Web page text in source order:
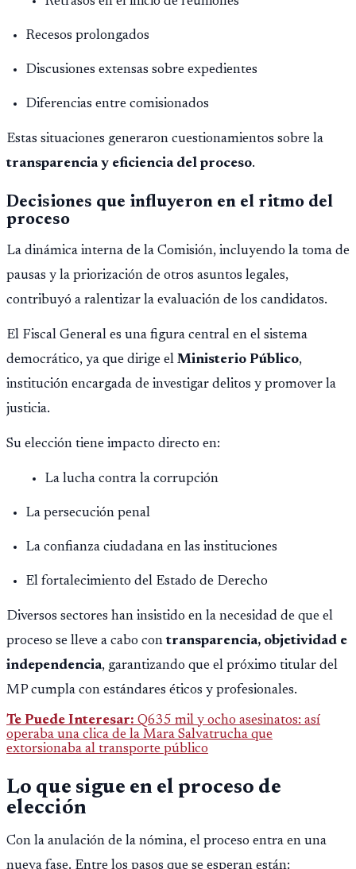
Recesos prolongados
Discusiones extensas sobre expedientes
Diferencias entre comisionados
Estas situaciones generaron cuestionamientos sobre la
transparencia y eficiencia del proceso.
Decisiones que influyeron en el ritmo del
proceso
La dinámica interna de la Comisión, incluyendo la toma de
pausas y la priorización de otros asuntos legales,
contribuyó a ralentizar la evaluación de los candidatos.
El Fiscal General es una figura central en el sistema
democrático, ya que dirige el Ministerio Público,
institución encargada de investigar delitos y promover la
justicia.
Su elección tiene impacto directo en:
La lucha contra la corrupción
La persecución penal
La confianza ciudadana en las instituciones
El fortalecimiento del Estado de Derecho
Diversos sectores han insistido en la necesidad de que el
proceso se lleve a cabo contransparencia, objetividad e
independencia, garantizando que el próximo titular del
MP cumpla con estándares éticos y profesionales.
Te Puede Interesar: Q635 mil y ocho asesinatos: así
operaba una clica de la Mara Salvatrucha que
extorsionaba al transporte público
Lo que sigue en el proceso de
elección
Con la anulación de la nómina, el proceso entra en una
nueva fase. Entre los pasos que se esperan están: